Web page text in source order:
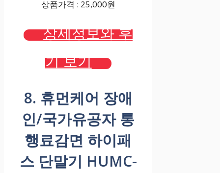
상품가격 : 25,000원
상세정보와 후
기 보기
8. 휴먼케어 장애
인/국가유공자 통
행료감면 하이패
스 단말기 HUMC-